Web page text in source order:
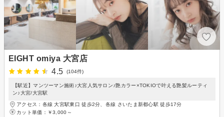
EIGHT omiya 大宮店
4.5
(104件)
【駅近】マンツーマン施術♪大宮人気サロン♪艶カラー×TOKIOで叶える艶髪ルーティ
ン♪大宮/大宮駅
アクセス：各線 大宮駅東口 徒歩2分、各線 さいたま新都心駅 徒歩17分
カット単価： ￥3,000～